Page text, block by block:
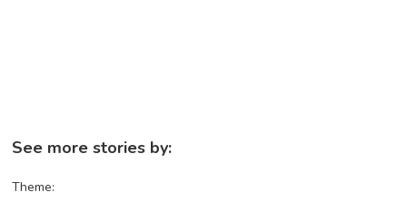
See more stories by:
Theme: